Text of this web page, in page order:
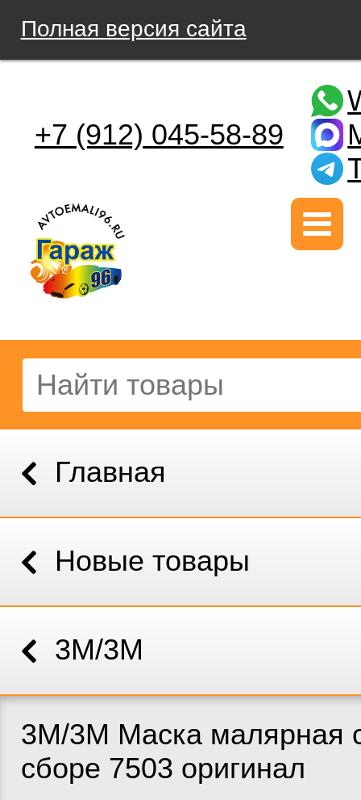
Полная версия сайта
+7 (912) 045-58-89
Главная
Новые товары
3M/3М
3M/3М Маска малярная
сборе 7503 оригинал